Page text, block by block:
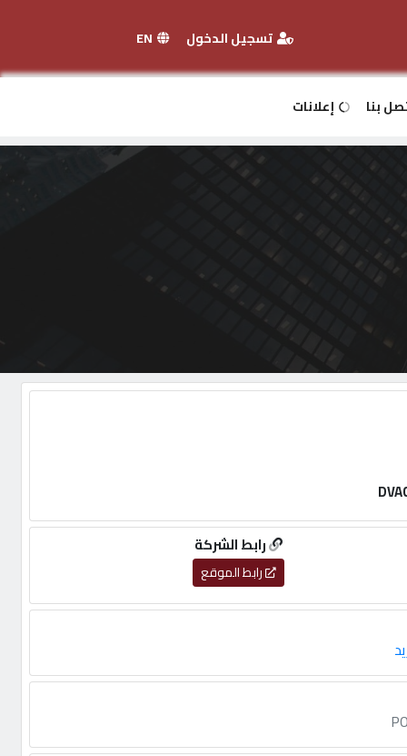
تسجيل الدخول
بنا إعلانات
رابط الشركة
رابط الموقع